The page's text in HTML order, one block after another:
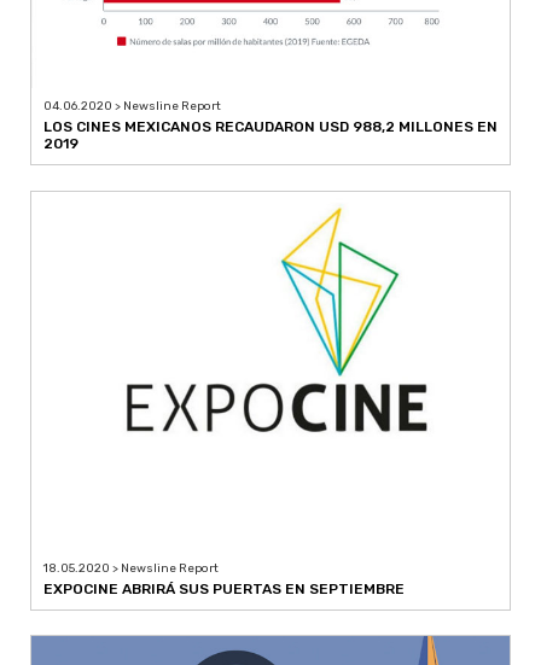
04.06.2020 > Newsline Report
LOS CINES MEXICANOS RECAUDARON USD 988,2 MILLONES EN
2019
18.05.2020 > Newsline Report
EXPOCINE ABRIRÁ SUS PUERTAS EN SEPTIEMBRE